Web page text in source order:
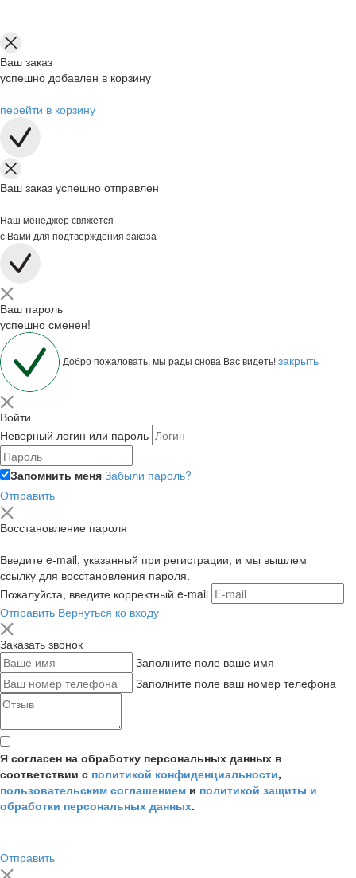
Ваш заказ
успешно добавлен в корзину
перейти в корзину
Ваш заказ успешно отправлен
Наш менеджер свяжется
с Вами для подтверждения заказа
Ваш пароль
успешно сменен!
Добро пожаловать, мы рады снова Вас видеть!закрыть
Войти
Неверный логин или пароль
Запомнить меня Забыли пароль?
Отправить
Восстановление пароля
Введите e-mail, указанный при регистрации, и мы вышлем
ссылку для восстановления пароля.
Пожалуйста, введите корректный e-mail
Отправить Вернуться ко входу
Заказать звонок
Заполните поле ваше имя
Заполните поле ваш номер телефона
Я согласен на обработку персональных данных в
соответствии с политикой конфиденциальности,
пользовательским соглашением и политикой защиты и
обработки персональных данных.
Отправить